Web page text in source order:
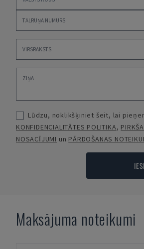
Lūdzu, noklikšķiniet šeit, lai
KONFIDENCIALITĀTES POLITIKA,
NOSACĪJUMI un PĀRDOŠANAS
Maksājuma noteikumi